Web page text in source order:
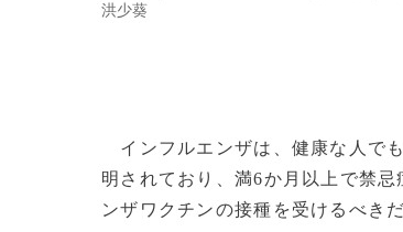
洪少葵
インフルエンザは、健康な人で
明されており、満6か月以上で禁
ンザワクチンの接種を受けるべき